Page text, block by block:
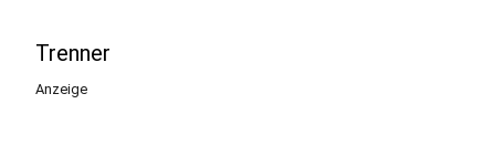
Trenner
Anzeige